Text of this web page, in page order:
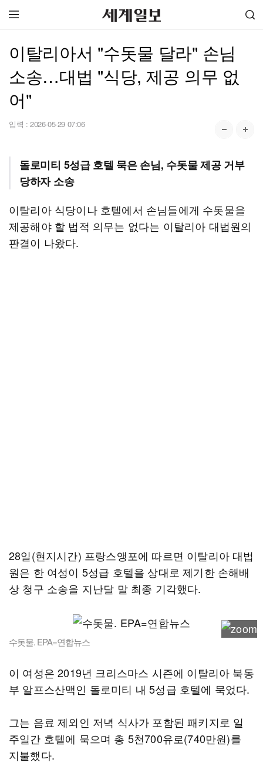
이탈리아서 "수돗물 달라" 손님
소송…대법 "식당, 제공 의무 없
어"
입력 : 2026-05-29 07:06
돌로미티 5성급 호텔 묵은 손님, 수돗물 제공 거부
당하자 소송
이탈리아 식당이나 호텔에서 손님들에게 수돗물을
제공해야 할 법적 의무는 없다는 이탈리아 대법원의
판결이 나왔다.
28일(현지시간) 프랑스앵포에 따르면 이탈리아 대법
원은 한 여성이 5성급 호텔을 상대로 제기한 손해배
상 청구 소송을 지난달 말 최종 기각했다.
수돗물. EPA=연합뉴스
이 여성은 2019년 크리스마스 시즌에 이탈리아 북동
부 알프스산맥인 돌로미티 내 5성급 호텔에 묵었다.
그는 음료 제외인 저녁 식사가 포함된 패키지로 일
주일간 호텔에 묵으며 총 5천700유로(740만원)를
지불했다.